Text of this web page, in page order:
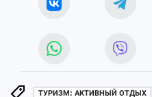
ТУРИЗМ: АКТИВНЫЙ ОТДЫХ